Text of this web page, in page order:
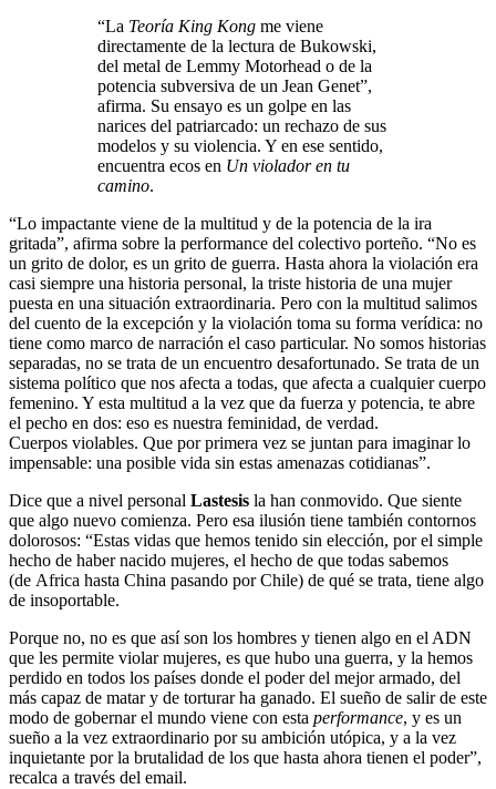
“La Teoría King Kong me viene
directamente de la lectura de Bukowski,
del metal de Lemmy Motorhead o de la
potencia subversiva de un Jean Genet”,
afirma. Su ensayo es un golpe en las
narices del patriarcado: un rechazo de sus
modelos y su violencia. Y en ese sentido,
encuentra ecos en Un violador en tu
camino.
“Lo impactante viene de la multitud y de la potencia de la ira
gritada”, afirma sobre la performance del colectivo porteño. “No es
un grito de dolor, es un grito de guerra. Hasta ahora la violación era
casi siempre una historia personal, la triste historia de una mujer
puesta en una situación extraordinaria. Pero con la multitud salimos
del cuento de la excepción y la violación toma su forma verídica: no
tiene como marco de narración el caso particular. No somos historias
separadas, no se trata de un encuentro desafortunado. Se trata de un
sistema político que nos afecta a todas, que afecta a cualquier cuerpo
femenino. Y esta multitud a la vez que da fuerza y potencia, te abre
el pecho en dos: eso es nuestra feminidad, de verdad.
Cuerpos violables. Que por primera vez se juntan para imaginar lo
impensable: una posible vida sin estas amenazas cotidianas”.
Dice que a nivel personal Lastesis la han conmovido. Que siente
que algo nuevo comienza. Pero esa ilusión tiene también contornos
dolorosos: “Estas vidas que hemos tenido sin elección, por el simple
hecho de haber nacido mujeres, el hecho de que todas sabemos
(de Africa hasta China pasando por Chile) de qué se trata, tiene algo
de insoportable.
Porque no, no es que así son los hombres y tienen algo en el ADN
que les permite violar mujeres, es que hubo una guerra, y la hemos
perdido en todos los países donde el poder del mejor armado, del
más capaz de matar y de torturar ha ganado. El sueño de salir de este
modo de gobernar el mundo viene con esta performance, y es un
sueño a la vez extraordinario por su ambición utópica, y a la vez
inquietante por la brutalidad de los que hasta ahora tienen el poder”,
recalca a través del email.